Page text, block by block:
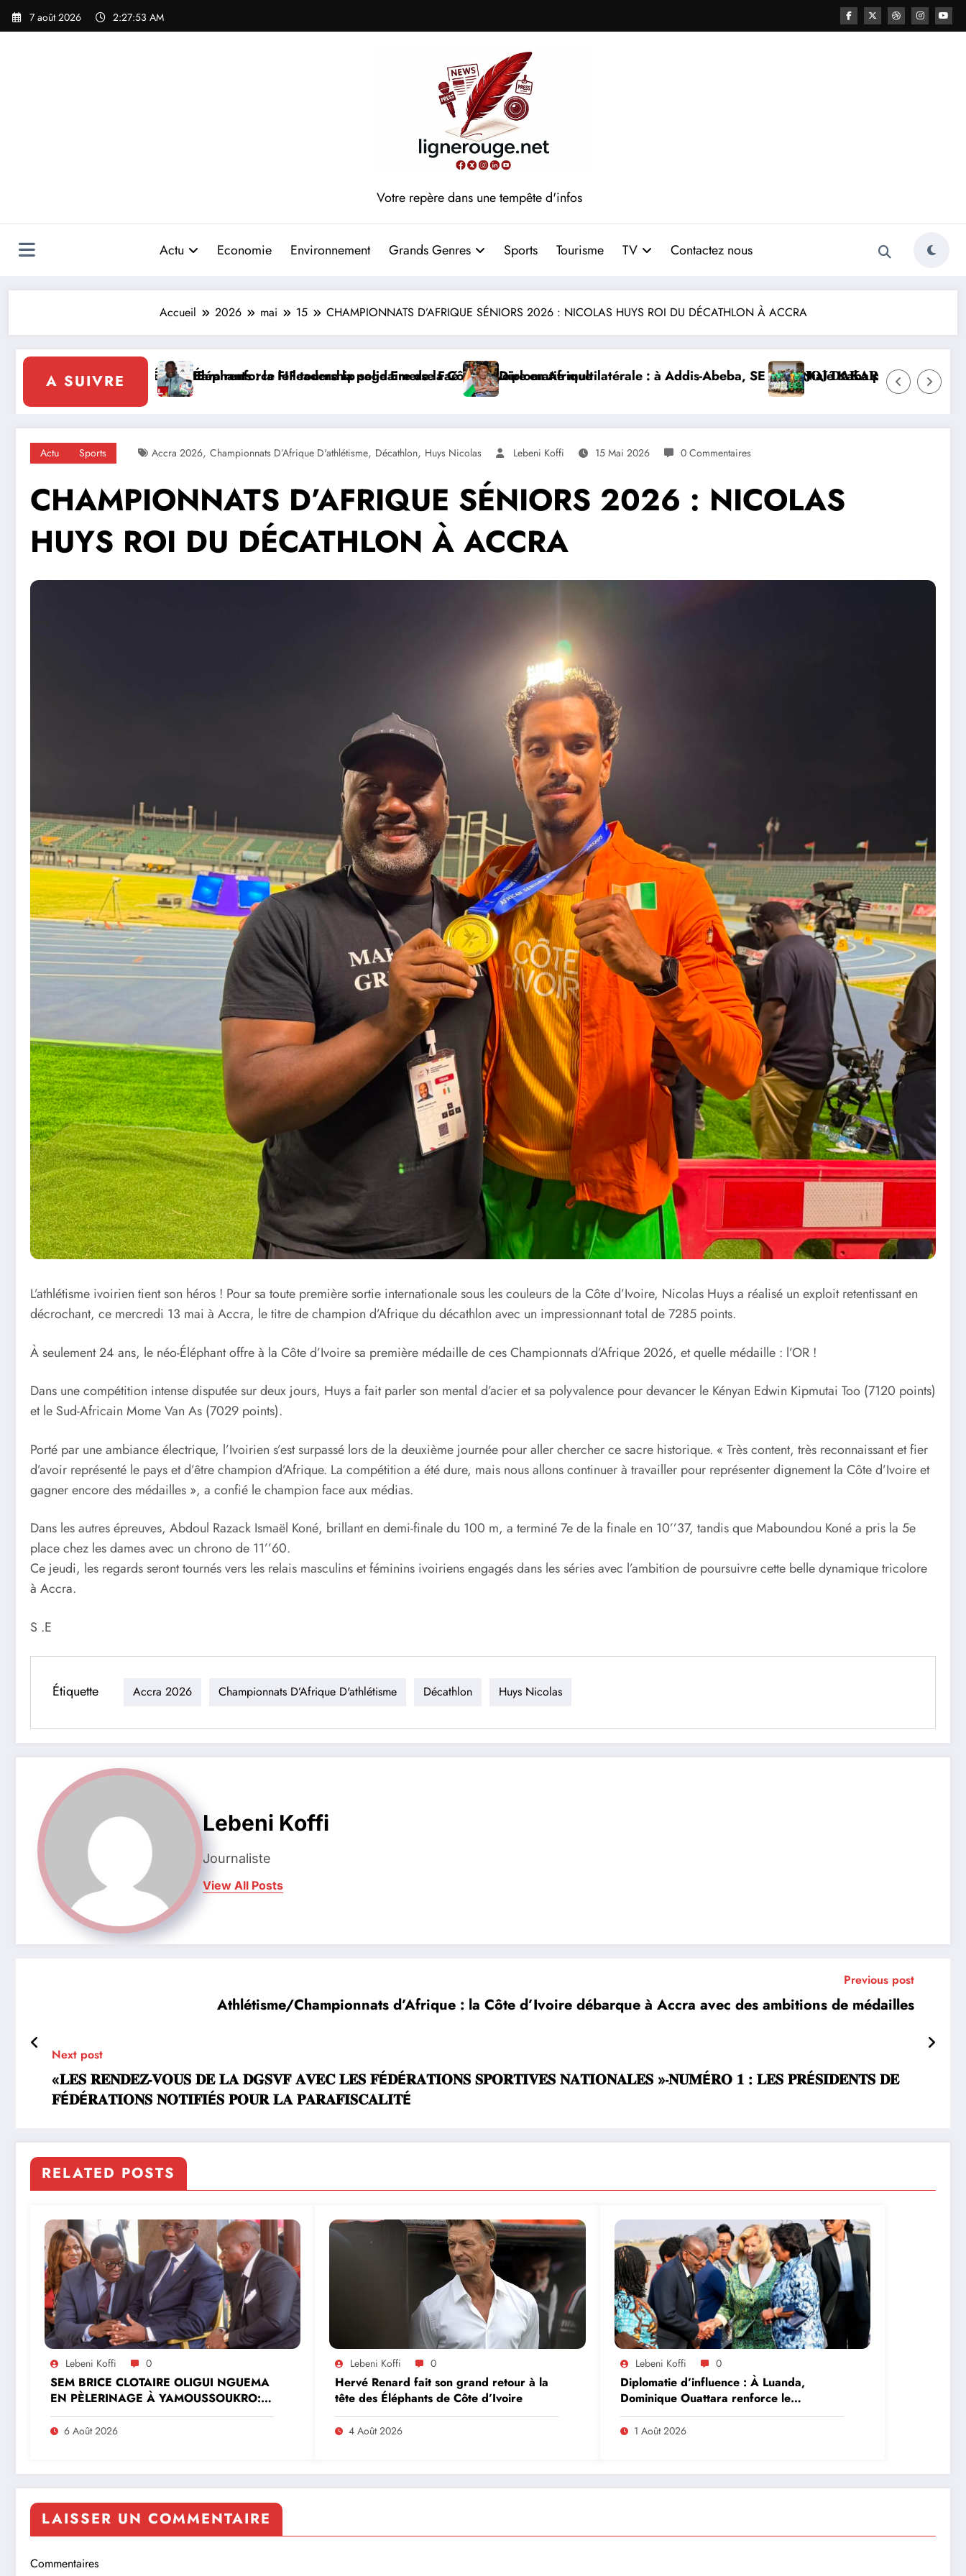
Aller
7 août 2026 2:27:56 AM
Votre repère dans une tempête d'infos
Actu Economie Environnement Grands Genres Sports Tourisme TV Contactez nous
Accueil 2026 mai 15 CHAMPIONNATS D’AFRIQUE SÉNIORS 2026 : NICOLAS HUYS ROI DU DÉCATHLON À ACCRA
A SUIVRE
de la Côte d’Ivoire en Afrique
Emerse Faé Diplomatie multilatérale : à Addis-Abeba, SE Mme Nialé Kaba porte la voix de la Côte d’Ivoire et lance la construction de la nouvelle
𝐉𝐎𝐉 𝐃𝐀𝐊𝐀𝐑 𝟐𝟎𝟐𝟔 : 𝐋𝐄𝐒 𝐀𝐓𝐇𝐋È𝐓𝐄𝐒 𝐈𝐕𝐎𝐈𝐑𝐈𝐄𝐍𝐒 𝐒’𝐈𝐌𝐏𝐑È𝐆𝐍𝐄𝐍𝐓 𝐃𝐄𝐒 𝐕𝐀𝐋𝐄𝐔𝐑𝐒 𝐃𝐄
DIPLOMATIE NUMÉRIQUE : LA
Actu Sports Accra 2026, Championnats D’Afrique D'athlétisme, Décathlon, Huys Nicolas Lebeni Koffi 15 Mai 2026 0 Commentaires
CHAMPIONNATS D’AFRIQUE SÉNIORS 2026 : NICOLAS
HUYS ROI DU DÉCATHLON À ACCRA
L’athlétisme ivoirien tient son héros ! Pour sa toute première sortie internationale sous les couleurs de la Côte d’Ivoire, Nicolas Huys a réalisé un exploit retentissant en
décrochant, ce mercredi 13 mai à Accra, le titre de champion d’Afrique du décathlon avec un impressionnant total de 7285 points.
À seulement 24 ans, le néo-Éléphant offre à la Côte d’Ivoire sa première médaille de ces Championnats d’Afrique 2026, et quelle médaille : l’OR !
Dans une compétition intense disputée sur deux jours, Huys a fait parler son mental d’acier et sa polyvalence pour devancer le Kényan Edwin Kipmutai Too (7120 points)
et le Sud-Africain Mome Van As (7029 points).
Porté par une ambiance électrique, l’Ivoirien s’est surpassé lors de la deuxième journée pour aller chercher ce sacre historique. « Très content, très reconnaissant et fier
d’avoir représenté le pays et d’être champion d’Afrique. La compétition a été dure, mais nous allons continuer à travailler pour représenter dignement la Côte d’Ivoire et
gagner encore des médailles », a confié le champion face aux médias.
Dans les autres épreuves, Abdoul Razack Ismaël Koné, brillant en demi-finale du 100 m, a terminé 7e de la finale en 10’’37, tandis que Maboundou Koné a pris la 5e
place chez les dames avec un chrono de 11’’60.
Ce jeudi, les regards seront tournés vers les relais masculins et féminins ivoiriens engagés dans les séries avec l’ambition de poursuivre cette belle dynamique tricolore
à Accra.
S .E
Étiquette Accra 2026 Championnats D’Afrique D'athlétisme Décathlon Huys Nicolas
Lebeni Koffi
Journaliste
View All Posts
Previous post
Athlétisme/Championnats d’Afrique : la Côte d’Ivoire débarque à Accra avec des ambitions de médailles
Next post
«𝐋𝐄𝐒 𝐑𝐄𝐍𝐃𝐄𝐙-𝐕𝐎𝐔𝐒 𝐃𝐄 𝐋𝐀 𝐃𝐆𝐒𝐕𝐅 𝐀𝐕𝐄𝐂 𝐋𝐄𝐒 𝐅É𝐃É𝐑𝐀𝐓𝐈𝐎𝐍𝐒 𝐒𝐏𝐎𝐑𝐓𝐈𝐕𝐄𝐒 𝐍𝐀𝐓𝐈𝐎𝐍𝐀𝐋𝐄𝐒 »-𝐍𝐔𝐌É𝐑𝐎 𝟏 : 𝐋𝐄𝐒 𝐏𝐑É𝐒𝐈𝐃𝐄𝐍𝐓𝐒 𝐃𝐄
𝐅É𝐃É𝐑𝐀𝐓𝐈𝐎𝐍𝐒 𝐍𝐎𝐓𝐈𝐅𝐈É𝐒 𝐏𝐎𝐔𝐑 𝐋𝐀 𝐏𝐀𝐑𝐀𝐅𝐈𝐒𝐂𝐀𝐋𝐈𝐓É
RELATED POSTS
Lebeni Koffi 0
SEM BRICE CLOTAIRE OLIGUI NGUEMA
EN PÈLERINAGE À YAMOUSSOUKRO:LE
MINISTRE PAULIN CLAUDE DANHO
PREND PART À LA CÉRÉMONIE
6 Août 2026
Lebeni Koffi 0
Hervé Renard fait son grand retour à la
tête des Éléphants de Côte d’Ivoire
4 Août 2026
Lebeni Koffi 0
Diplomatie d’influence : À Luanda,
Dominique Ouattara renforce le
leadership solidaire de la Côte d’Ivoire
en Afrique
1 Août 2026
LAISSER UN COMMENTAIRE
Commentaires